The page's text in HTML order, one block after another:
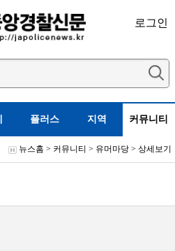
로그인
플러스 지역 커뮤니티
뉴스홈 > 커뮤니티 > 유머마당 > 상세보기